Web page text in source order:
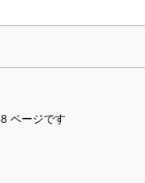
ページです